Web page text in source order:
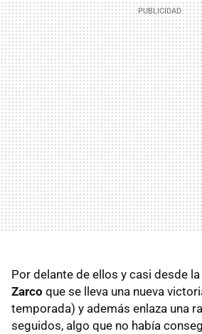
Por delante de ellos y casi desde la
Zarco que se lleva una nueva
temporada) y además enlaza una
seguidos, algo que no había